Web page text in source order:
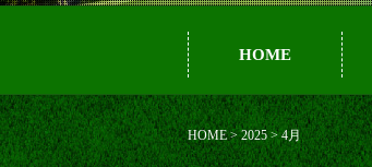
HOME
HOME>2025>4月